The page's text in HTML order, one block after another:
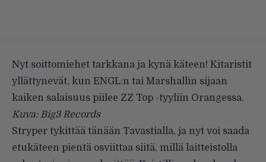
Nyt soittomiehet tarkkana ja kynä käteen! Kitaristit
yllättynevät, kun ENGL:n tai Marshallin sijaan
kaiken salaisuus piilee ZZ Top -tyyliin Orangessa.
Kuva: Big3 Records
Stryper tykittää tänään Tavastialla, ja nyt voi saada
etukäteen pientä osviittaa siitä, millä laitteistolla